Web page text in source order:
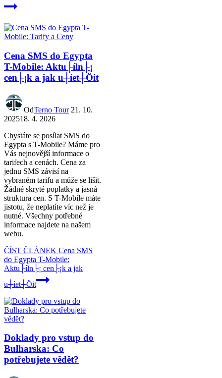
Cena SMS do Egypta
T-Mobile: Aktu├íln├¡
cen├¡k a jak u┼íet┼Öit
OdTerno Tour 21. 10.
202518. 4. 2026
Chystáte se posílat SMS do
Egypta s T-Mobile? Máme pro
Vás nejnovější informace o
tarifech a cenách. Cena za
jednu SMS závisí na
vybraném tarifu a může se lišit.
Žádné skryté poplatky a jasná
struktura cen. S T-Mobile máte
jistotu, že neplatíte víc než je
nutné. Všechny potřebné
informace najdete na našem
webu.
ČÍST ČLÁNEK Cena SMS
do Egypta T-Mobile:
Aktu├íln├¡ cen├¡k a jak
u┼íet┼Öit
Doklady pro vstup do
Bulharska: Co
potřebujete vědět?